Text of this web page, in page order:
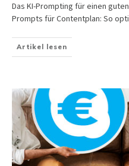
Das KI-Prompting für einen
Prompts für Contentplan: So
Artikel lesen